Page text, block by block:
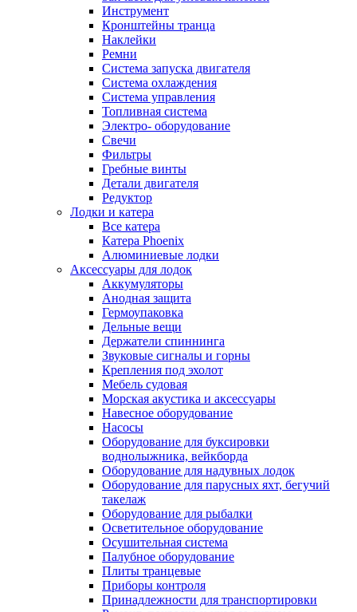
Инструмент
Кронштейны транца
Наклейки
Ремни
Система запуска двигателя
Система охлаждения
Система управления
Топливная система
Электро- оборудование
Свечи
Фильтры
Гребные винты
Детали двигателя
Редуктор
Лодки и катера
Все катера
Катера Phoenix
Алюминиевые лодки
Аксессуары для лодок
Аккумуляторы
Анодная защита
Гермоупаковка
Дельные вещи
Держатели спиннинга
Звуковые сигналы и горны
Крепления под эхолот
Мебель судовая
Морская акустика и аксессуары
Навесное оборудование
Насосы
Оборудование для буксировки
воднолыжника, вейкборда
Оборудование для надувных лодок
Оборудование для парусных яхт, бегучий
такелаж
Оборудование для рыбалки
Осветительное оборудование
Осушительная система
Палубное оборудование
Плиты транцевые
Приборы контроля
Принадлежности для транспортировки